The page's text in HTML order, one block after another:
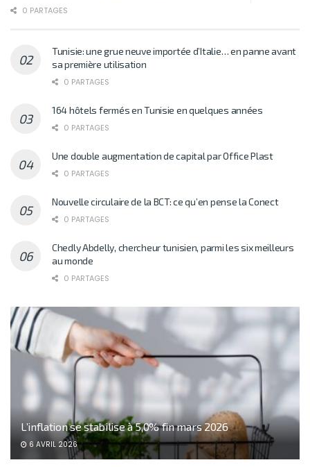
0 PARTAGES
Tunisie: une grue neuve importée d’Italie… en panne avant
sa première utilisation
0 PARTAGES
164 hôtels fermés en Tunisie en quelques années
0 PARTAGES
Une double augmentation de capital par Office Plast
0 PARTAGES
Nouvelle circulaire de la BCT: ce qu’en pense la Conect
0 PARTAGES
Chedly Abdelly, chercheur tunisien, parmi les six meilleurs
au monde
0 PARTAGES
L’inflation se stabilise à 5,0% fin mars 2026
6 AVRIL 2026